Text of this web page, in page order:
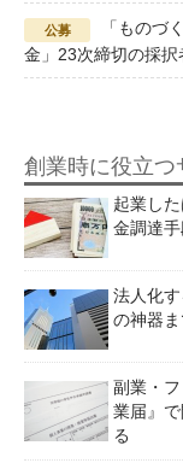
「ものづ
金」23次締切の採択
創業時に役立つ
起業し
金調達
法人化
の神器
副業・
業届』
る